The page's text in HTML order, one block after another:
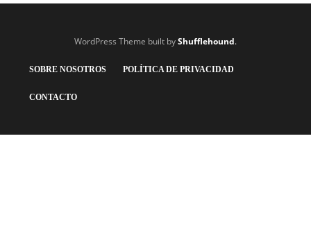
WordPress Theme built byShufflehound.
SOBRE NOSOTROS POLÍTICA DE PRIVACIDAD
CONTACTO